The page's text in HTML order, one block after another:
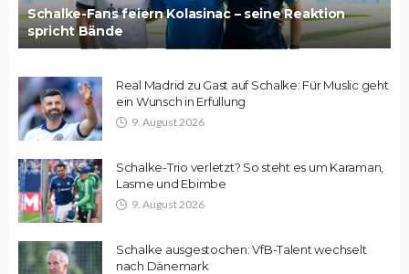
Schalke-Fans feiern Kolasinac – seine Reaktion
spricht Bände
Real Madrid zu Gast auf Schalke: Für Muslic geht
ein Wunsch in Erfüllung
9. August 2026
Schalke-Trio verletzt? So steht es um Karaman,
Lasme und Ebimbe
9. August 2026
Schalke ausgestochen: VfB-Talent wechselt
nach Dänemark